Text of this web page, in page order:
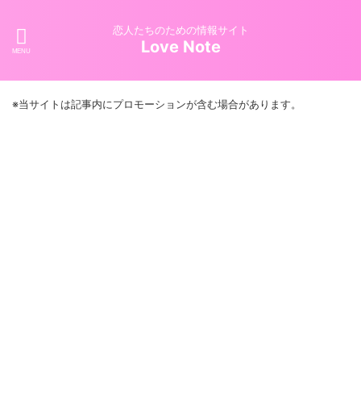
恋人たちのための情報サイト
Love Note
※当サイトは記事内にプロモーションが含む場合があります。